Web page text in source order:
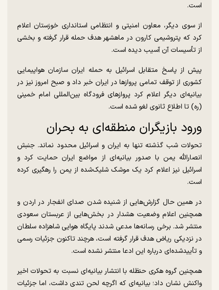
است.
از سوی دیگر، معاون امنیتی و انتظامی استانداری خوزستان اعلام
کرد که پتروشیمی کارون در ماهشهر هدف حمله قرار گرفته و بخشی
از تأسیسات آن آسیب دیده است.
پیش از پاسخ متقابل اسرائیل به حمله ایران سازمان هواپیمایی
کشوری از توقف تمامی پرواز‌ها در ایران خبر داد و صبح امروز نیز در
بیانیه‌ای دیگر اعلام کرد پرواز‌های فرودگاه بین‌المللی امام خمینی
(ره) تا اطلاع ثانوی لغو شده است.
ورود بازیگران منطقه‌ای به بحران
تحولات شب گذشته تنها به ایران و اسرائیل محدود نماند. جنبش
انصارالله یمن با صدور بیانیه‌ای از مواضع ایران حمایت کرد و
اسرائیل نیز اعلام کرد یک موشک شلیک‌شده از یمن را رهگیری کرده
است.
در همین حال گزارش‌هایی از شنیده شدن صدای انفجار در اردن و
همچنین اعلام وضعیت هشدار در بخش‌هایی از عربستان سعودی
منتشر شد. برخی رسانه‌ها مدعی شدند پایگاه هوایی شاهزاده سلطان
در نزدیکی ریاض هدف قرار گرفته است، هرچند تاکنون جزئیات رسمی
و تأییدشده‌ای درباره این ادعا منتشر نشده است.
همچنین گروه هکری حنظله با انتشار بیانیه‌ای نسبت به تحولات اخیر
واکنش نشان داد؛ بیانیه‌ای که اگرچه لحن تندی داشت، اما جزئیات